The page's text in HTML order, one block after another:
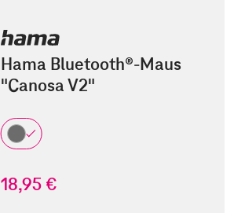
Hama Bluetooth®-Maus
"Canosa V2"
18,95 €